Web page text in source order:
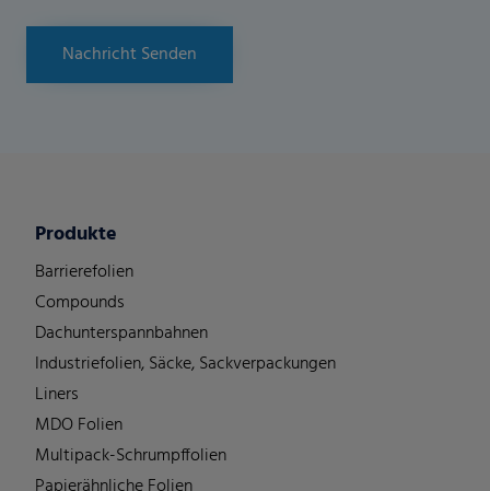
Nachricht Senden
Produkte
Barrierefolien
Compounds
Dachunterspannbahnen
Industriefolien, Säcke, Sackverpackungen
Liners
MDO Folien
Multipack-Schrumpffolien